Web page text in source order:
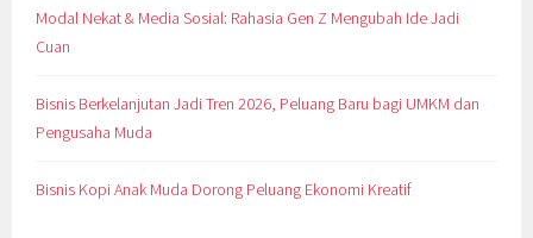
Modal Nekat & Media Sosial: Rahasia Gen Z Mengubah Ide Jadi
Cuan
Bisnis Berkelanjutan Jadi Tren 2026, Peluang Baru bagi UMKM dan
Pengusaha Muda
Bisnis Kopi Anak Muda Dorong Peluang Ekonomi Kreatif